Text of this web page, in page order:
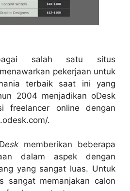
salah satu situs
pekerjaan untuk
terbaik saat ini yang
2004 menjadikan oDesk
freelancer online dengan
.
eskmemberikan beberapa
dalam aspek dengan
yang sangat luas. Untuk
sangat memanjakan calon